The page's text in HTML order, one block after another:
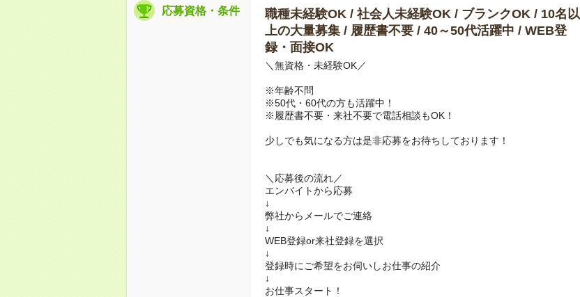
応募資格・条件
職種未経験OK / 社会人未経験OK / ブランクOK / 10名以
上の大量募集 / 履歴書不要 / 40～50代活躍中 / WEB登
録・面接OK
＼無資格・未経験OK／
※年齢不問
※50代・60代の方も活躍中！
※履歴書不要・来社不要で電話相談もOK！
少しでも気になる方は是非応募をお待ちしております！
＼応募後の流れ／
エンバイトから応募
↓
弊社からメールでご連絡
↓
WEB登録or来社登録を選択
↓
登録時にご希望をお伺いしお仕事の紹介
↓
お仕事スタート！